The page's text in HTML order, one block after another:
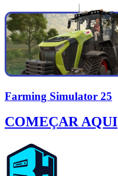
Farming Simulator 25
COMEÇAR AQUI